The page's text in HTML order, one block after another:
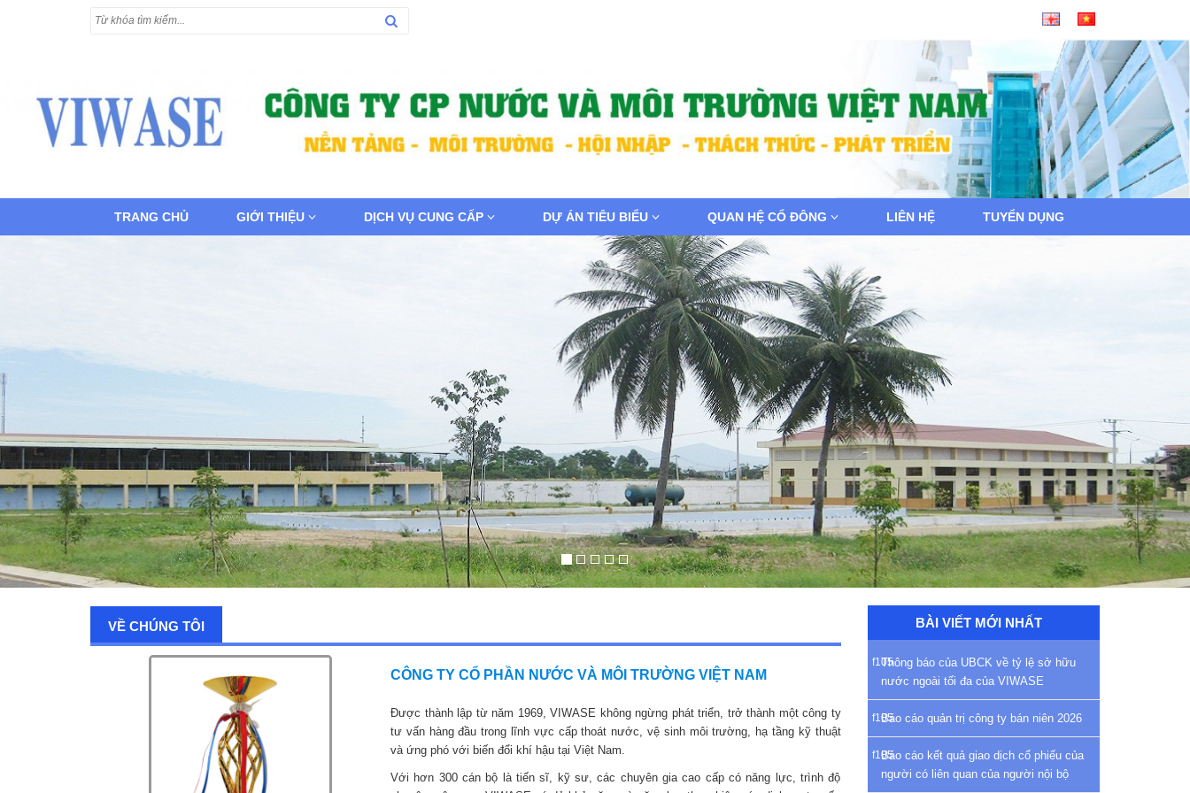
TRANG CHỦ GIỚI THIỆU DỊCH VỤ CUNG CẤP DỰ ÁN TIÊU BIỂU QUAN HỆ CỔ ĐÔNG LIÊN HỆ TUYỂN DỤNG
VỀ CHÚNG TÔI
CÔNG TY CỔ PHẦN NƯỚC VÀ MÔI TRƯỜNG VIỆT NAM
Được thành lập từ năm 1969, VIWASE không ngừng phát triển, trở thành một công ty
tư vấn hàng đầu trong lĩnh vực cấp thoát nước, vệ sinh môi trường, hạ tầng kỹ thuật
và ứng phó với biến đổi khí hậu tại Việt Nam.
Với hơn 300 cán bộ là tiến sĩ, kỹ sư, các chuyên gia cao cấp có năng lực, trình độ
BÀI VIẾT MỚI NHẤT
Thông báo của UBCK về tỷ lệ sở hữu
nước ngoài tối đa của VIWASE
Báo cáo quản trị công ty bán niên 2026
Báo cáo kết quả giao dịch cổ phiếu của
người có liên quan của người nội bộ